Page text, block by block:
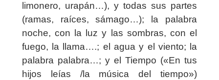
limonero, urapán…), y todas sus partes
(ramas, raíces, sámago…); la palabra
noche, con la luz y las sombras, con el
fuego, la llama….; el agua y el viento; la
palabra palabra…; y el Tiempo («En tus
hijos leías /la música del tiempo»)